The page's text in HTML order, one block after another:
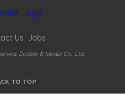
Us Jobs
Double B Media Co., Ltd.
TO TOP